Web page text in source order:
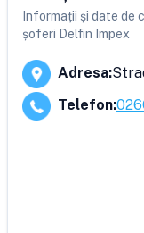
Informații și date de
șoferi Delfin Impex
Adresa:
Telefon: